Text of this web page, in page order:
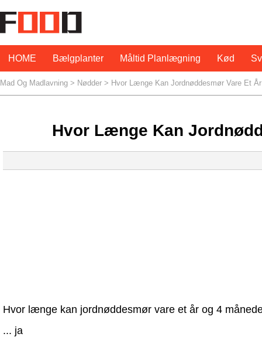
HOME Bælgplanter Måltid Planlægning Kød
Mad Og Madlavning > Nødder > Hvor Længe Kan Jordnøddesmør Vare Et
Hvor Længe Kan
Hvor længe kan jordnøddesmør vare et år og 4
... ja